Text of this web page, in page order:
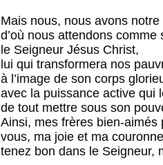
Mais nous, nous avons
d’où nous attendons comme
le Seigneur Jésus Christ,
lui qui transformera nos
à l’image de son corps
avec la puissance active qui
de tout mettre sous son
Ainsi, mes frères bien-aimés
vous, ma joie et ma
tenez bon dans le Seigneur,